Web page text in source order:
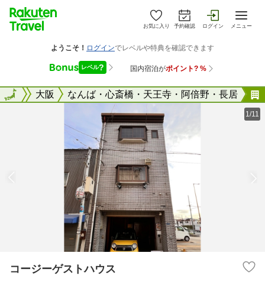
お気に入り 予約確認 ログイン メニュー
阪府 大阪 なんば・心斎橋・天王寺・阿倍野・長居
全国
1/11
コージーゲストハウス